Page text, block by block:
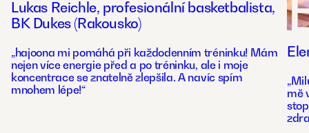
Lukas Reichle, profesionální basketbalista,
BK Dukes (Rakousko)
„hajoona mi pomáhá při každodenním tréninku! Mám
nejen více energie před a po tréninku, ale i moje
koncentrace se znatelně zlepšila. A navíc spím
mnohem lépe!“
mě